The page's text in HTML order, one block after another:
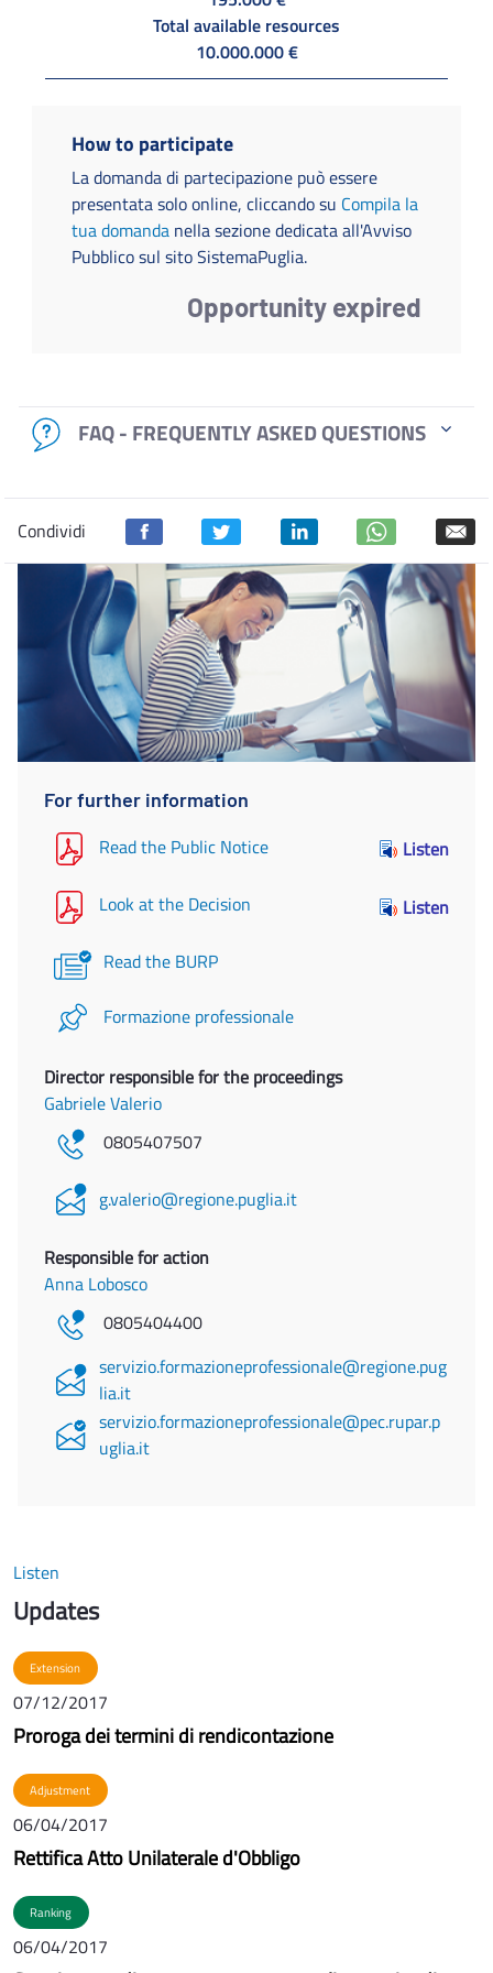
Total available resources
10.000.000 €
How to participate
La domanda di partecipazione può essere
presentata solo online, cliccando su Compila la
tua domanda nella sezione dedicata all'Avviso
Pubblico sul sito SistemaPuglia.
Opportunity expired
FAQ - FREQUENTLY ASKED QUESTIONS
Condividi
For further information
Read the Public Notice Listen
Look at the Decision Listen
Read the BURP
Formazione professionale
Director responsible for the proceedings
Gabriele Valerio
0805407507
g.valerio@regione.puglia.it
Responsible for action
Anna Lobosco
0805404400
servizio.formazioneprofessionale@regione.pug
lia.it
servizio.formazioneprofessionale@pec.rupar.p
uglia.it
Listen
Updates
Extension
07/12/2017
Proroga dei termini di rendicontazione
Adjustment
06/04/2017
Rettifica Atto Unilaterale d'Obbligo
Ranking
06/04/2017